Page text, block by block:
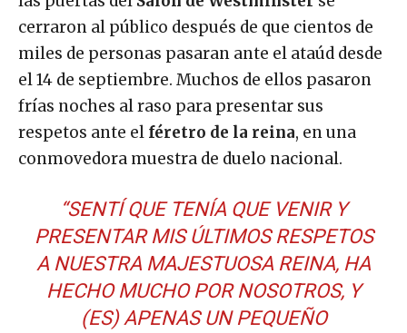
cerraron al público después de que cientos de
miles de personas pasaran ante el ataúd desde
el 14 de septiembre. Muchos de ellos pasaron
frías noches al raso para presentar sus
respetos ante el féretro de la reina, en una
conmovedora muestra de duelo nacional.
“SENTÍ QUE TENÍA QUE VENIR Y
PRESENTAR MIS ÚLTIMOS RESPETOS
A NUESTRA MAJESTUOSA REINA, HA
HECHO MUCHO POR NOSOTROS, Y
(ES) APENAS UN PEQUEÑO